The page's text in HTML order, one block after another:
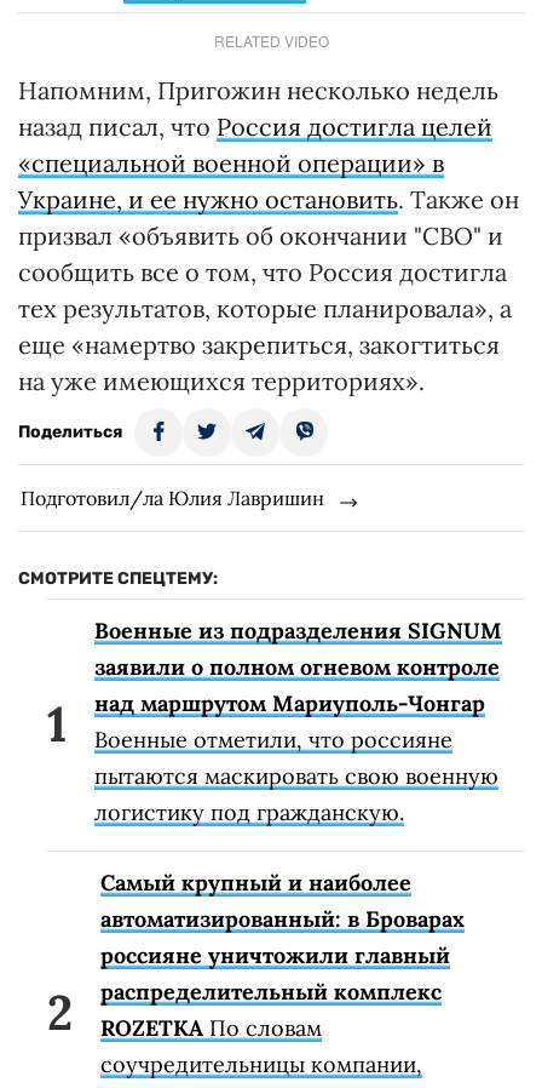
RELATED VIDEO
Напомним, Пригожин несколько недель
назад писал, что Россия достигла целей
«специальной военной операции» в
Украине, и ее нужно остановить. Также он
призвал «объявить об окончании "СВО" и
сообщить все о том, что Россия достигла
тех результатов, которые планировала», а
еще «намертво закрепиться, закогтиться
на уже имеющихся территориях».
Поделиться
Подготовил/ла Юлия Лавришин
СМОТРИТЕ СПЕЦТЕМУ:
Военные из подразделения SIGNUM
заявили о полном огневом контроле
над маршрутом Мариуполь-Чонгар
Военные отметили, что россияне
пытаются маскировать свою военную
логистику под гражданскую.
Самый крупный и наиболее
автоматизированный: в Броварах
россияне уничтожили главный
распределительный комплекс
ROZETKA По словам
соучредительницы компании,